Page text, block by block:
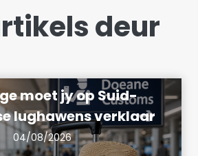
deur
moet jy op Suid-
lughawens verklaar
04/08/2026